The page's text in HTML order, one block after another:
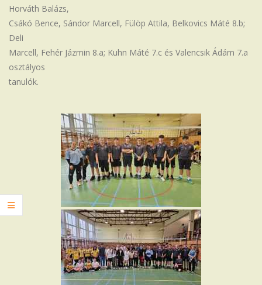
Horváth Balázs,
Csákó Bence, Sándor Marcell, Fülöp Attila, Belkovics Máté 8.b;
Deli
Marcell, Fehér Jázmin 8.a; Kuhn Máté 7.c és Valencsik Ádám 7.a
osztályos
tanulók.